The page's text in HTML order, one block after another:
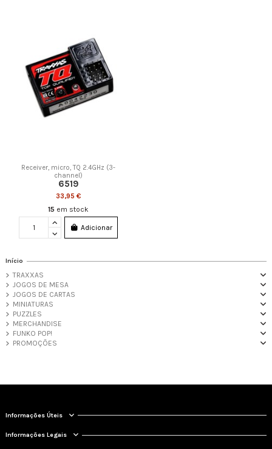
Receiver, micro, TQ 2.4GHz (3-
channel)
6519
33,95 €
15 em stock
Adicionar
Início
TRAXXAS
JOGOS DE MESA
JOGOS DE CARTAS
MINIATURAS
PUZZLES
MERCHANDISE
FUNKO POP!
PROMOÇÕES
Informações Úteis
Informações Legais